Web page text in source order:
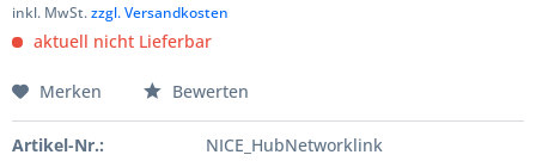
inkl. MwSt.zzgl. Versandkosten
aktuell nicht Lieferbar
Merken Bewerten
Artikel-Nr.: NICE_HubNetworklink